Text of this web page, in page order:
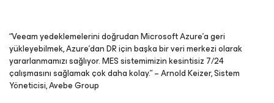
“Veeam yedeklemelerini doğrudan Microsoft Azure’a geri
yükleyebilmek, Azure’dan DR için başka bir veri merkezi olarak
yararlanmamızı sağlıyor. MES sistemimizin kesintisiz 7/24
çalışmasını sağlamak çok daha kolay.” – Arnold Keizer, Sistem
Yöneticisi, Avebe Group